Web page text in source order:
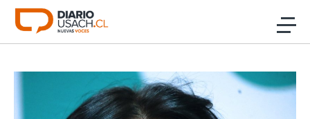
Click acá para ir directamente al contenido
Investigación